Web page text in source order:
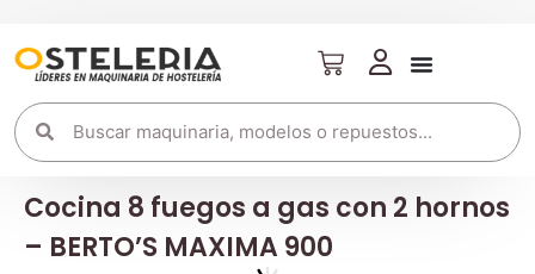
Cocina 8 fuegos a gas con 2 hornos
– BERTO’S MAXIMA 900